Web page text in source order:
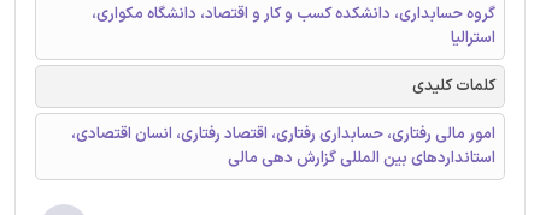
گروه حسابداری، دانشکده کسب و کار و اقتصاد، دانشگاه مکواری،
استرالیا
کلمات کلیدی
امور مالی رفتاری، حسابداری رفتاری، اقتصاد رفتاری، انسان اقتصادی،
استانداردهای بین المللی گزارش دهی مالی